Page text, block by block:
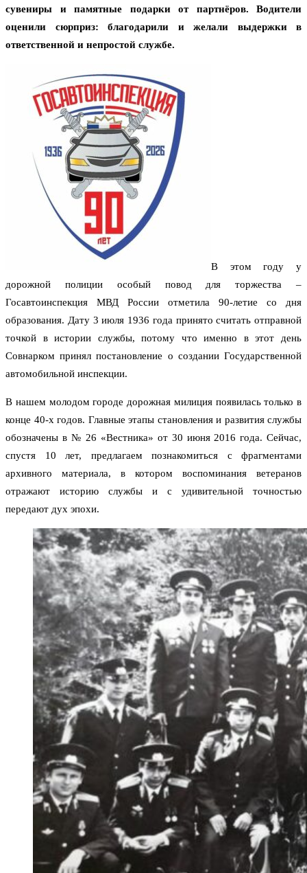
сувениры и памятные подарки от партнёров. Водители
оценили сюрприз: благодарили и желали выдержки в
ответственной и непростой службе.
В этом году у
дорожной полиции особый повод для торжества –
Госавтоинспекция МВД России отметила 90-летие со дня
образования. Дату 3 июля 1936 года принято считать отправной
точкой в истории службы, потому что именно в этот день
Совнарком принял постановление о создании Государственной
автомобильной инспекции.
В нашем молодом городе дорожная милиция появилась только в
конце 40-х годов. Главные этапы становления и развития службы
обозначены в № 26 «Вестника» от 30 июня 2016 года. Сейчас,
спустя 10 лет, предлагаем познакомиться с фрагментами
архивного материала, в котором воспоминания ветеранов
отражают историю службы и с удивительной точностью
передают дух эпохи.